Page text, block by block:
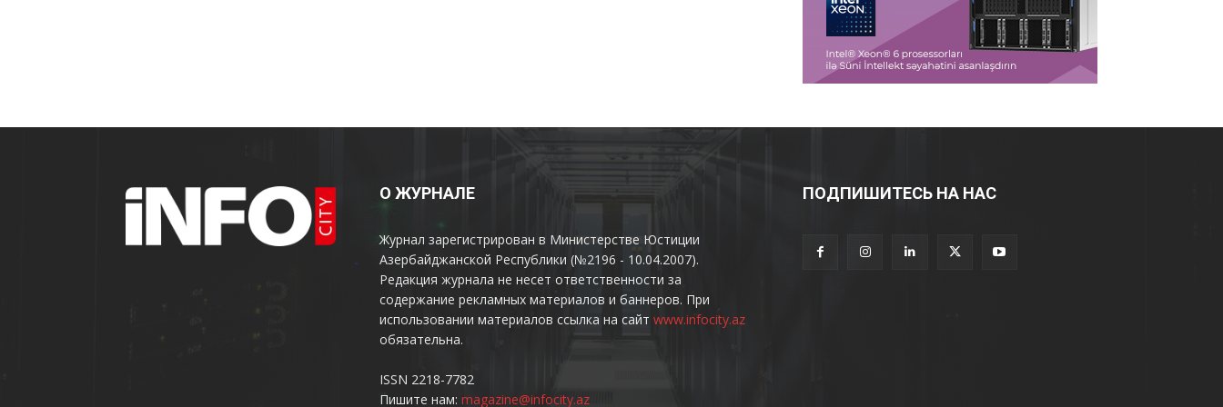
О ЖУРНАЛЕ
Журнал зарегистрирован в Министерстве Юстиции
Азербайджанской Республики (№2196 - 10.04.2007).
Редакция журнала не несет ответственности за
содержание рекламных материалов и баннеров. При
использовании материалов ссылка на сайт www.infocity.az
обязательна.
ISSN 2218-7782
Пишите нам: magazine@infocity.az
ПОДПИШИТЕСЬ НА НАС